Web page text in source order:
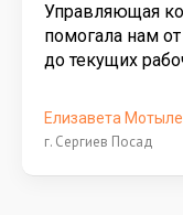
Управляющая
помогала нам
до текущих
Елизавета
г. Сергиев Посад